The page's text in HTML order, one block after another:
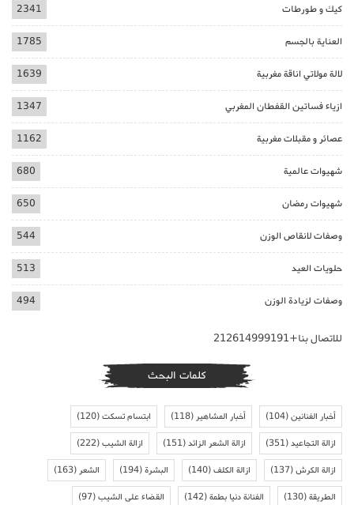
كيك و طورطات 2341
العناية بالجسم 1785
لالة مولاتي اناقة مغربية 1639
ازياء فساتين القفطان المغربي 1347
عصائر و مقبلات مغربية 1162
شهيوات عالمية 680
شهيوات رمضان 650
وصفات لانقاص الوزن 544
حلويات العيد 513
وصفات لزيادة الوزن 494
للاتصال بنا+212614999191
كلمات البحث
أخبار الفنانين(104) أخبار المشاهير(118) ابتسام تسكت(120)
ازالة التجاعيد(351) ازالة الشعر الزائد(151) ازالة الشيب(222)
ازالة الكرش(137) ازالة الكلف(140) البشرة(194) الشعر(163)
الطريقة(130) الفنانة دنيا بطمة(142) القضاء على الشيب(97)